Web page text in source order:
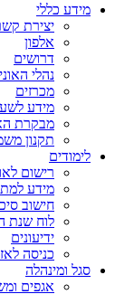
מידע כללי
יצירת
אלפון
דרושים
נהלי
מכרזים
מידע
מבקרת
תקנון
לימודים
רישום
מידע
חישוב
לוח שנת
ידיעונים
כניסה
סגל ומינהלה
אגפים